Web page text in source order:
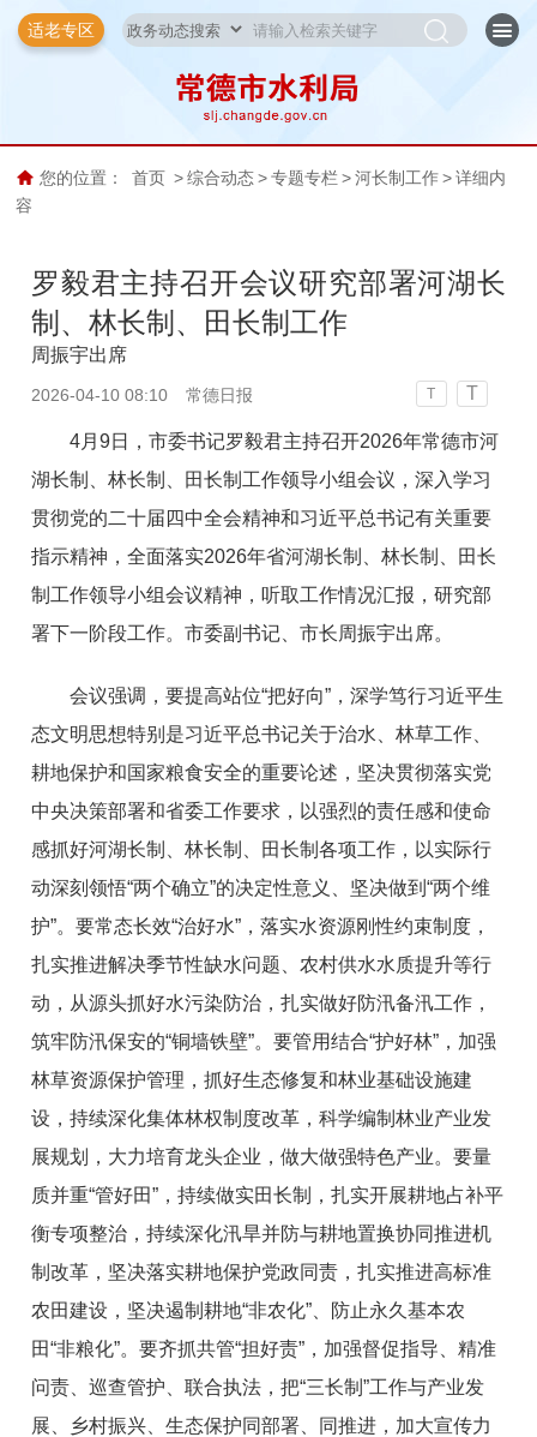
适老专区
您的位置： 首页 > 综合动态 > 专题专栏 > 河长制工作 > 详细内
容
罗毅君主持召开会议研究部署河湖长
制、林长制、田长制工作
周振宇出席
2026-04-10 08:10 常德日报 T T
4月9日，市委书记罗毅君主持召开2026年常德市河
湖长制、林长制、田长制工作领导小组会议，深入学习
贯彻党的二十届四中全会精神和习近平总书记有关重要
指示精神，全面落实2026年省河湖长制、林长制、田长
制工作领导小组会议精神，听取工作情况汇报，研究部
署下一阶段工作。市委副书记、市长周振宇出席。
会议强调，要提高站位“把好向”，深学笃行习近平生
态文明思想特别是习近平总书记关于治水、林草工作、
耕地保护和国家粮食安全的重要论述，坚决贯彻落实党
中央决策部署和省委工作要求，以强烈的责任感和使命
感抓好河湖长制、林长制、田长制各项工作，以实际行
动深刻领悟“两个确立”的决定性意义、坚决做到“两个维
护”。要常态长效“治好水”，落实水资源刚性约束制度，
扎实推进解决季节性缺水问题、农村供水水质提升等行
动，从源头抓好水污染防治，扎实做好防汛备汛工作，
筑牢防汛保安的“铜墙铁壁”。要管用结合“护好林”，加强
林草资源保护管理，抓好生态修复和林业基础设施建
设，持续深化集体林权制度改革，科学编制林业产业发
展规划，大力培育龙头企业，做大做强特色产业。要量
质并重“管好田”，持续做实田长制，扎实开展耕地占补平
衡专项整治，持续深化汛旱并防与耕地置换协同推进机
制改革，坚决落实耕地保护党政同责，扎实推进高标准
农田建设，坚决遏制耕地“非农化”、防止永久基本农
田“非粮化”。要齐抓共管“担好责”，加强督促指导、精准
问责、巡查管护、联合执法，把“三长制”工作与产业发
展、乡村振兴、生态保护同部署、同推进，加大宣传力